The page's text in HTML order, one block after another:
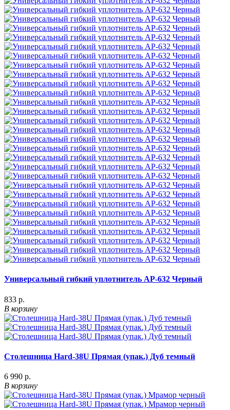
Универсальный гибкий уплотнитель АР-632 Черный
833 р.
В корзину
Столешница Hard-38U Прямая (упак.) Дуб темный
6 990 р.
В корзину